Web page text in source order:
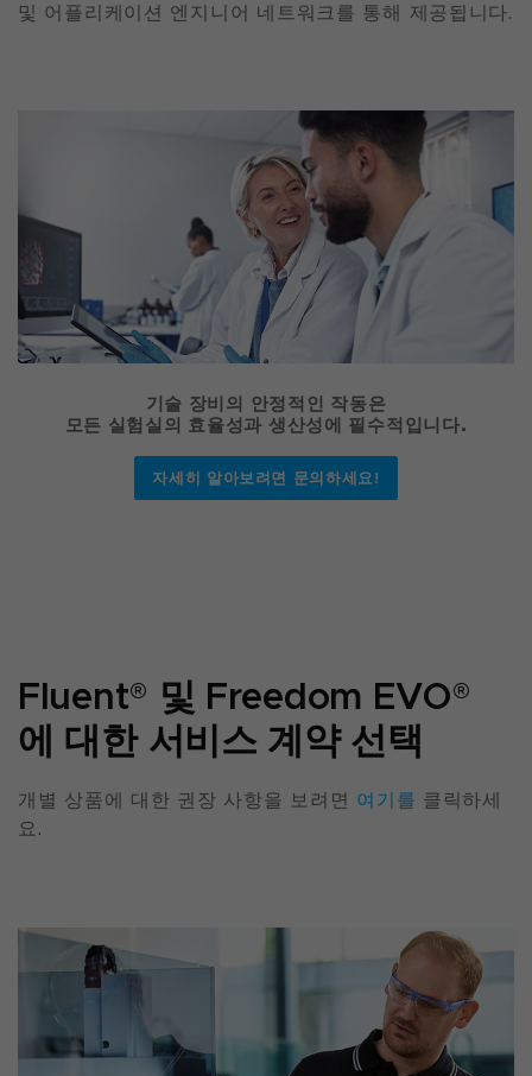
및 어플리케이션 엔지니어 네트워크를 통해 제공됩니다.
기술 장비의 안정적인 작동은
모든 실험실의 효율성과 생산성에 필수적입니다.
자세히 알아보려면 문의하세요!
Fluent® 및 Freedom EVO®
에 대한 서비스 계약 선택
개별 상품에 대한 권장 사항을 보려면 여기를 클릭하세
요.